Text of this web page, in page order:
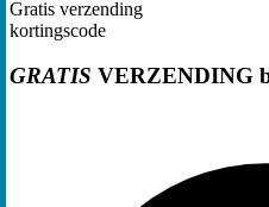
Gratis verzending
kortingscode
GRATIS VERZENDING